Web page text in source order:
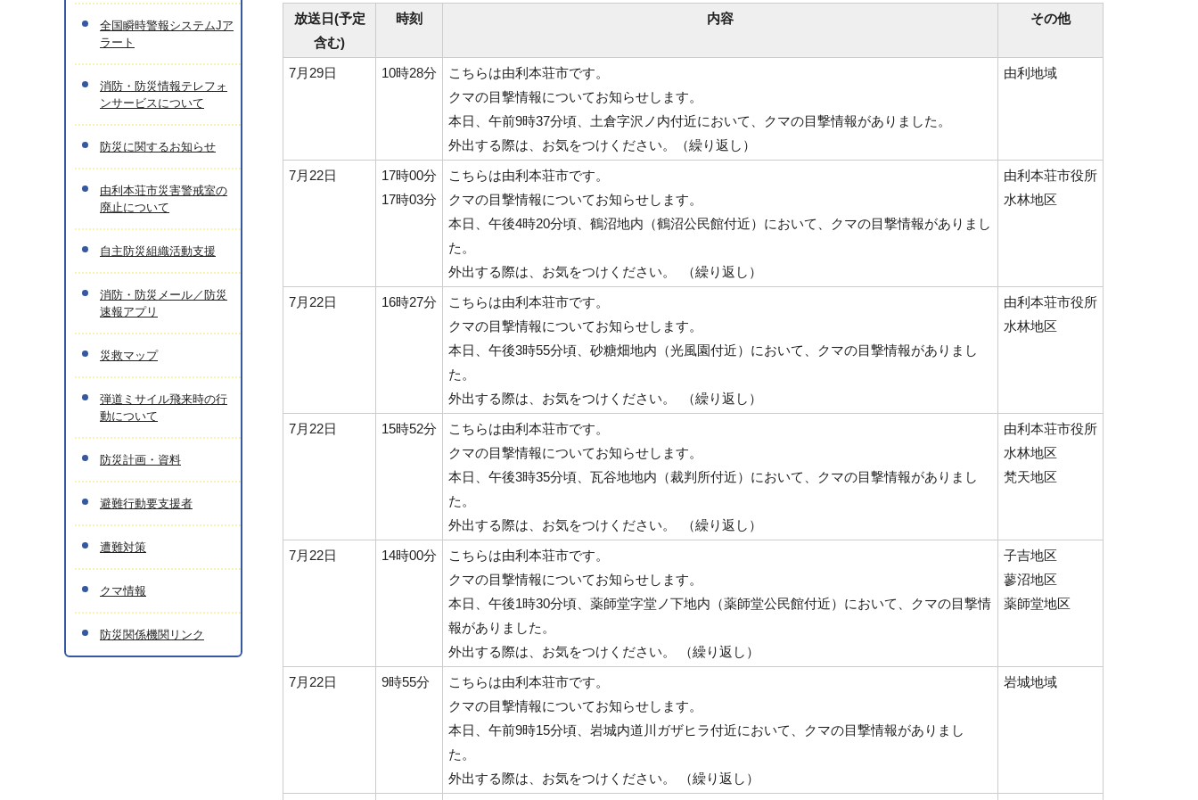
放送日(予定
含む)
時刻 内容 その他
7月29日 10時28分
こちらは由利本荘市です。
クマの目撃情報についてお知らせします。
本日、午前9時37分頃、土倉字沢ノ内付近において、クマの目撃情報がありました。
外出する際は、お気をつけください。（繰り返し）
由利地域
7月22日
17時00分
17時03分
こちらは由利本荘市です。
クマの目撃情報についてお知らせします。
本日、午後4時20分頃、鶴沼地内（鶴沼公民館付近）において、クマの目撃情報がありまし
た。
外出する際は、お気をつけください。 （繰り返し）
由利本荘市役所
水林地区
7月22日 16時27分
こちらは由利本荘市です。
クマの目撃情報についてお知らせします。
本日、午後3時55分頃、砂糖畑地内（光風園付近）において、クマの目撃情報がありまし
た。
外出する際は、お気をつけください。 （繰り返し）
由利本荘市役所
水林地区
7月22日 15時52分
こちらは由利本荘市です。
クマの目撃情報についてお知らせします。
本日、午後3時35分頃、瓦谷地地内（裁判所付近）において、クマの目撃情報がありまし
た。
外出する際は、お気をつけください。 （繰り返し）
由利本荘市役所
水林地区
梵天地区
7月22日 14時00分
こちらは由利本荘市です。
クマの目撃情報についてお知らせします。
本日、午後1時30分頃、薬師堂字堂ノ下地内（薬師堂公民館付近）において、クマの目撃情
報がありました。
外出する際は、お気をつけください。 （繰り返し）
子吉地区
蓼沼地区
薬師堂地区
7月22日 9時55分
こちらは由利本荘市です。
クマの目撃情報についてお知らせします。
本日、午前9時15分頃、岩城内道川ガザヒラ付近において、クマの目撃情報がありまし
た。
外出する際は、お気をつけください。 （繰り返し）
岩城地域
全国瞬時警報システムJア
ラート
消防・防災情報テレフォ
ンサービスについて
防災に関するお知らせ
由利本荘市災害警戒室の
廃止について
自主防災組織活動支援
消防・防災メール／防災
速報アプリ
災救マップ
弾道ミサイル飛来時の行
動について
防災計画・資料
避難行動要支援者
遭難対策
クマ情報
防災関係機関リンク